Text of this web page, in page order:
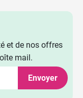
et de nos offres
mail.
Envoyer